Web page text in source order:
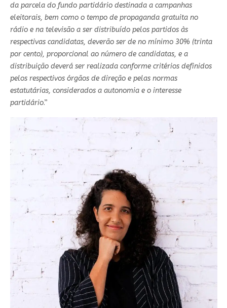
da parcela do fundo partidário destinada a campanhas
eleitorais, bem como o tempo de propaganda gratuita no
rádio e na televisão a ser distribuído pelos partidos às
respectivas candidatas, deverão ser de no mínimo 30% (trinta
por cento), proporcional ao número de candidatas, e a
distribuição deverá ser realizada conforme critérios definidos
pelos respectivos órgãos de direção e pelas normas
estatutárias, considerados a autonomia e o interesse
partidário.”